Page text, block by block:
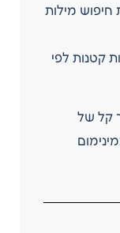
חיפוש מילות
קטנות לפי
קל של